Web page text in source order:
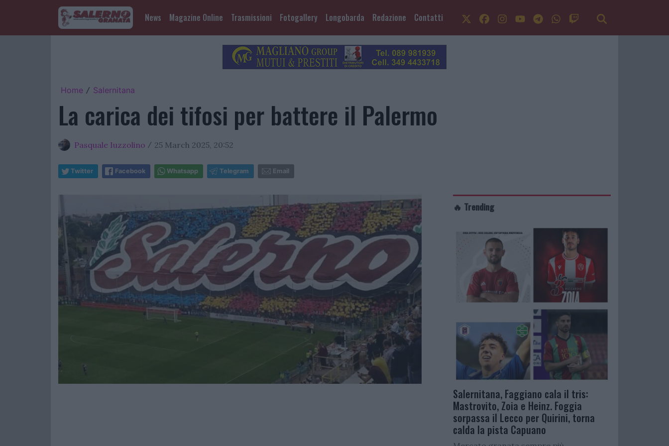
News Magazine Online Trasmissioni Fotogallery Longobarda Redazione Contatti
Home / Salernitana
La carica dei tifosi per battere il Palermo
Pasquale Iuzzolino / 25 March 2025, 20:52
Twitter Facebook Whatsapp Telegram Email
🔥 Trending
Salernitana, Faggiano cala il tris:
Mastrovito, Zoia e Heinz. Foggia
sorpassa il Lecco per Quirini, torna
calda la pista Capuano